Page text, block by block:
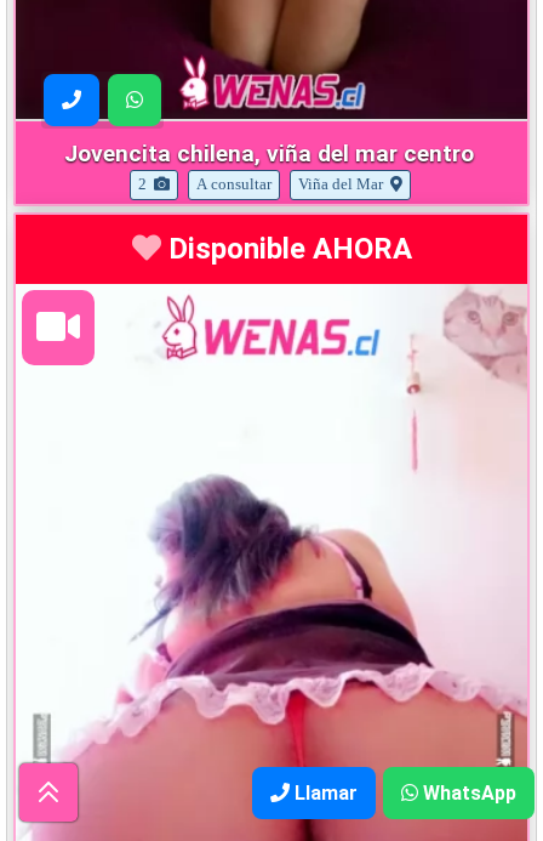
Jovencita chilena, viña del mar centro
2 A consultar Viña del Mar
Disponible AHORA
Llamar WhatsApp